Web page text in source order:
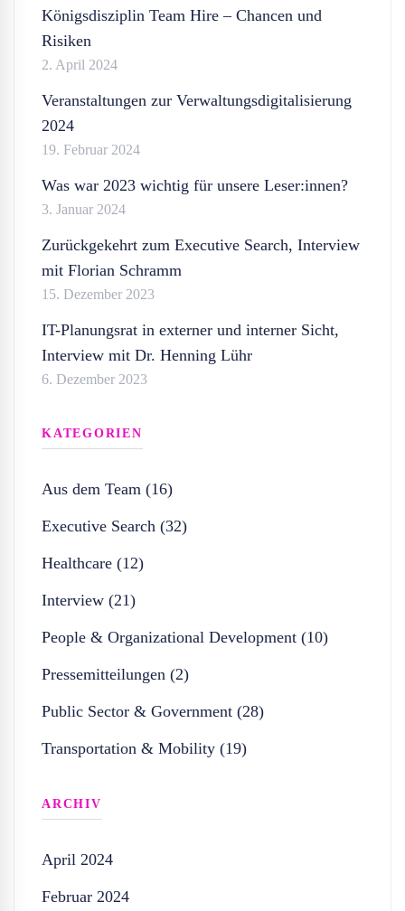
Königsdisziplin Team Hire – Chancen und
Risiken
2. April 2024
Veranstaltungen zur Verwaltungsdigitalisierung
2024
19. Februar 2024
Was war 2023 wichtig für unsere Leser:innen?
3. Januar 2024
Zurückgekehrt zum Executive Search, Interview
mit Florian Schramm
15. Dezember 2023
IT-Planungsrat in externer und interner Sicht,
Interview mit Dr. Henning Lühr
6. Dezember 2023
KATEGORIEN
Aus dem Team (16)
Executive Search (32)
Healthcare (12)
Interview (21)
People & Organizational Development (10)
Pressemitteilungen (2)
Public Sector & Government (28)
Transportation & Mobility (19)
ARCHIV
April 2024
Februar 2024